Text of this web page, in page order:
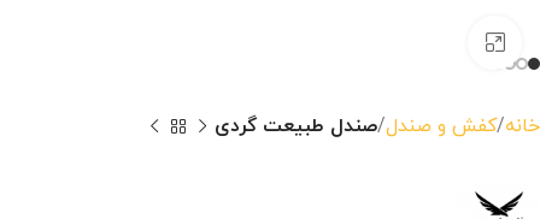
خانه کفش و صندل صندل طبیعت گردی